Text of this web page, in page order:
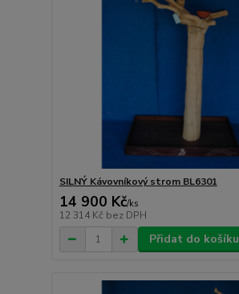
SILNÝ Kávovníkový strom BL6301
14 900 Kč/ks
12 314 Kč bez DPH
Přidat do košíku